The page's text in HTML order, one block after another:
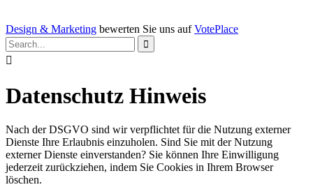
Design & Marketing bewerten Sie uns aufVotePlace


Datenschutz Hinweis
Nach der DSGVO sind wir verpflichtet für die Nutzung externer
Dienste Ihre Erlaubnis einzuholen. Sind Sie mit der Nutzung
externer Dienste einverstanden? Sie können Ihre Einwilligung
jederzeit zurückziehen, indem Sie Cookies in Ihrem Browser
löschen.